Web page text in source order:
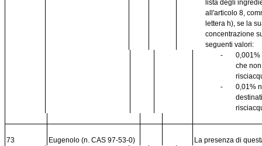
lista degli
all'articolo 8,
lettera h), se la
concentrazione
seguenti valori:
-
che
-
0,01%
73 Eugenolo (n. CAS 97-53-0)
La presenza di